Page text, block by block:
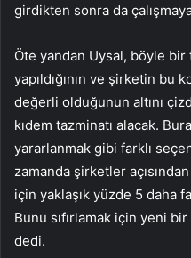
girdikten sonra da
Öte yandan Uysal, böyle bir
yapıldığının ve şirketin bu
değerli olduğunun altını
kıdem tazminatı alacak.
yararlanmak gibi farklı
zamanda şirketler
için yaklaşık yüzde 5 daha
Bunu sıfırlamak için yeni bir
dedi.